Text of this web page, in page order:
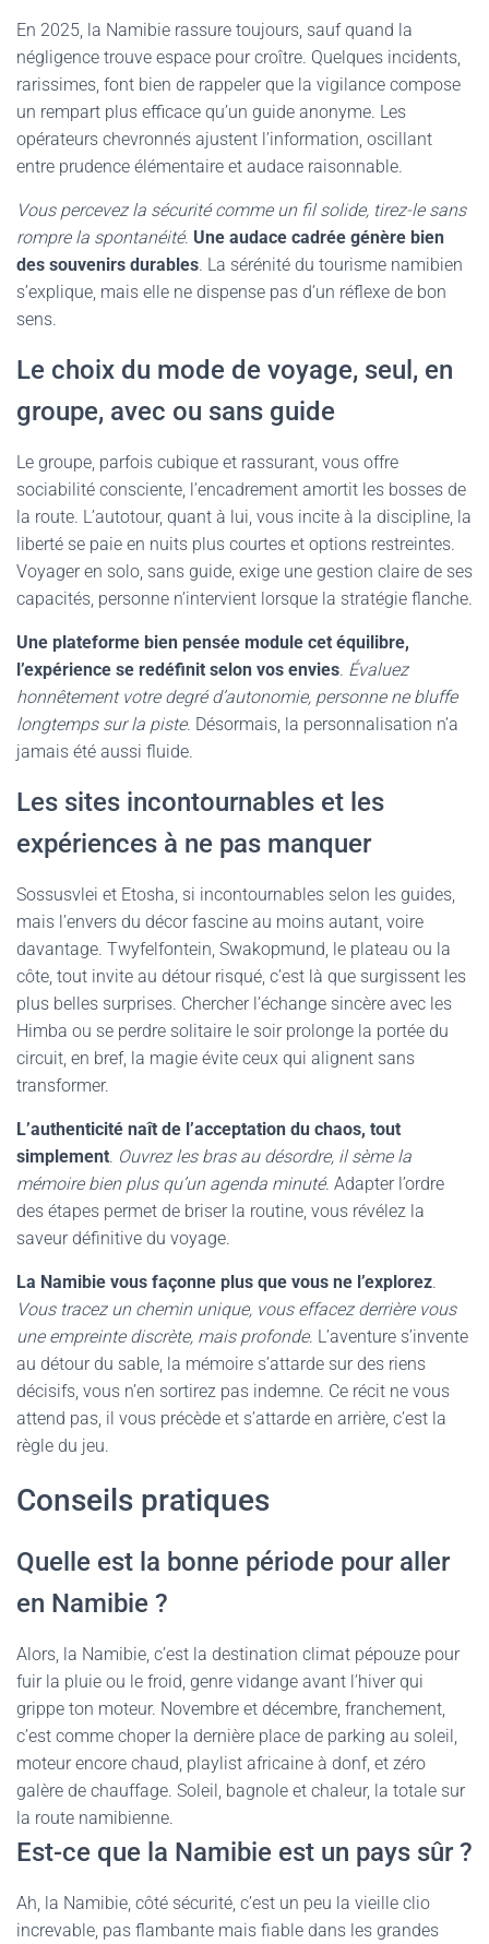
En 2025, la Namibie rassure toujours, sauf quand la
négligence trouve espace pour croître. Quelques incidents,
rarissimes, font bien de rappeler que la vigilance compose
un rempart plus efficace qu’un guide anonyme. Les
opérateurs chevronnés ajustent l’information, oscillant
entre prudence élémentaire et audace raisonnable.
Vous percevez la sécurité comme un fil solide, tirez-le sans
rompre la spontanéité. Une audace cadrée génère bien
des souvenirs durables. La sérénité du tourisme namibien
s’explique, mais elle ne dispense pas d’un réflexe de bon
sens.
Le choix du mode de voyage, seul, en
groupe, avec ou sans guide
Le groupe, parfois cubique et rassurant, vous offre
sociabilité consciente, l’encadrement amortit les bosses de
la route. L’autotour, quant à lui, vous incite à la discipline, la
liberté se paie en nuits plus courtes et options restreintes.
Voyager en solo, sans guide, exige une gestion claire de ses
capacités, personne n’intervient lorsque la stratégie flanche.
Une plateforme bien pensée module cet équilibre,
l’expérience se redéfinit selon vos envies. Évaluez
honnêtement votre degré d’autonomie, personne ne bluffe
longtemps sur la piste. Désormais, la personnalisation n’a
jamais été aussi fluide.
Les sites incontournables et les
expériences à ne pas manquer
Sossusvlei et Etosha, si incontournables selon les guides,
mais l’envers du décor fascine au moins autant, voire
davantage. Twyfelfontein, Swakopmund, le plateau ou la
côte, tout invite au détour risqué, c’est là que surgissent les
plus belles surprises. Chercher l’échange sincère avec les
Himba ou se perdre solitaire le soir prolonge la portée du
circuit, en bref, la magie évite ceux qui alignent sans
transformer.
L’authenticité naît de l’acceptation du chaos, tout
simplement. Ouvrez les bras au désordre, il sème la
mémoire bien plus qu’un agenda minuté. Adapter l’ordre
des étapes permet de briser la routine, vous révélez la
saveur définitive du voyage.
La Namibie vous façonne plus que vous ne l’explorez.
Vous tracez un chemin unique, vous effacez derrière vous
une empreinte discrète, mais profonde. L’aventure s’invente
au détour du sable, la mémoire s’attarde sur des riens
décisifs, vous n’en sortirez pas indemne. Ce récit ne vous
attend pas, il vous précède et s’attarde en arrière, c’est la
règle du jeu.
Conseils pratiques
Quelle est la bonne période pour aller
en Namibie ?
Alors, la Namibie, c’est la destination climat pépouze pour
fuir la pluie ou le froid, genre vidange avant l’hiver qui
grippe ton moteur. Novembre et décembre, franchement,
c’est comme choper la dernière place de parking au soleil,
moteur encore chaud, playlist africaine à donf, et zéro
galère de chauffage. Soleil, bagnole et chaleur, la totale sur
la route namibienne.
Est-ce que la Namibie est un pays sûr ?
Ah, la Namibie, côté sécurité, c’est un peu la vieille clio
increvable, pas flambante mais fiable dans les grandes